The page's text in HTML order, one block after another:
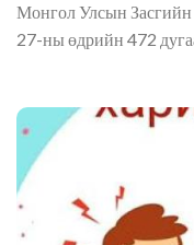
Монгол Улсын
27-ны өдрийн 472